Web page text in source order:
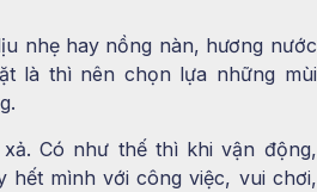
nhẹ hay nồng nàn, hương nước
là thì nên chọn lựa những mùi
Có như thế thì khi vận động,
hết mình với công việc, vui chơi,